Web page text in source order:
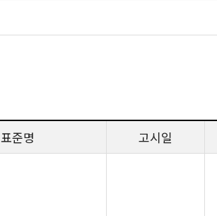
표준명 고시일